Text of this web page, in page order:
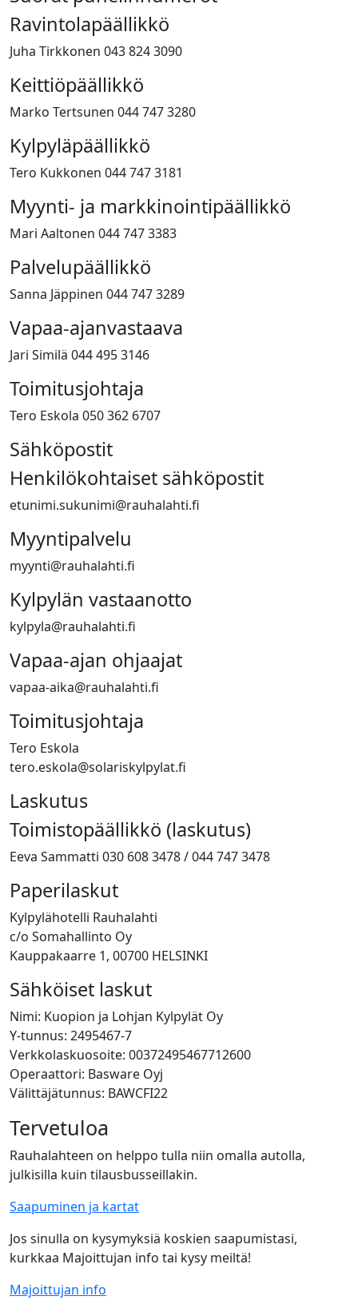
Ravintolapäällikkö
Juha Tirkkonen 043 824 3090
Keittiöpäällikkö
Marko Tertsunen 044 747 3280
Kylpyläpäällikkö
Tero Kukkonen 044 747 3181
Myynti- ja markkinointipäällikkö
Mari Aaltonen 044 747 3383
Palvelupäällikkö
Sanna Jäppinen 044 747 3289
Vapaa-ajanvastaava
Jari Similä 044 495 3146
Toimitusjohtaja
Tero Eskola 050 362 6707
Sähköpostit
Henkilökohtaiset sähköpostit
etunimi.sukunimi@rauhalahti.fi
Myyntipalvelu
myynti@rauhalahti.fi
Kylpylän vastaanotto
kylpyla@rauhalahti.fi
Vapaa-ajan ohjaajat
vapaa-aika@rauhalahti.fi
Toimitusjohtaja
Tero Eskola
tero.eskola@solariskylpylat.fi
Laskutus
Toimistopäällikkö (laskutus)
Eeva Sammatti 030 608 3478 / 044 747 3478
Paperilaskut
Kylpylähotelli Rauhalahti
c/o Somahallinto Oy
Kauppakaarre 1, 00700 HELSINKI
Sähköiset laskut
Nimi: Kuopion ja Lohjan Kylpylät Oy
Y-tunnus: 2495467-7
Verkkolaskuosoite: 00372495467712600
Operaattori: Basware Oyj
Välittäjätunnus: BAWCFI22
Tervetuloa
Rauhalahteen on helppo tulla niin omalla autolla,
julkisilla kuin tilausbusseillakin.
Saapuminen ja kartat
Jos sinulla on kysymyksiä koskien saapumistasi,
kurkkaa Majoittujan info tai kysy meiltä!
Majoittujan info